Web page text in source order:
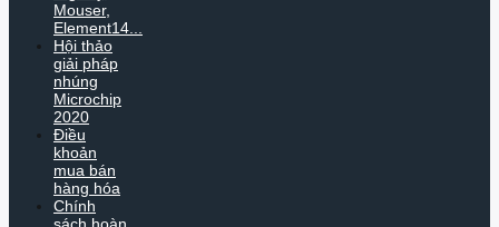
Mouser,
Element14...
Hội thảo
giải pháp
nhúng
Microchip
2020
Điều
khoản
mua bán
hàng hóa
Chính
sách hoàn